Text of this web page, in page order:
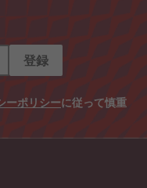
登録
ーポリシーに従って慎重